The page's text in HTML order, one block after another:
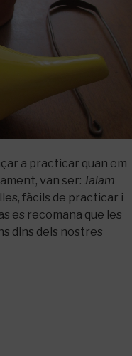
a practicar quan em
van ser: Jalam
, fàcils de practicar i
es recomana que les
dins dels nostres